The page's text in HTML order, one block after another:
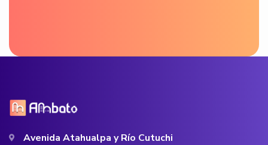
Avenida Atahualpa y Río Cutuchi